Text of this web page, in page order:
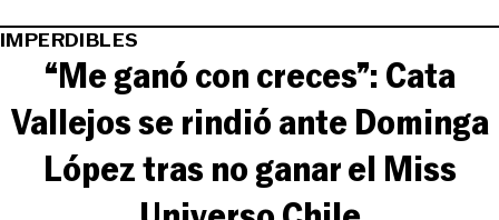
IMPERDIBLES
“Me ganó con creces”: Cata
Vallejos se rindió ante Dominga
López tras no ganar el Miss